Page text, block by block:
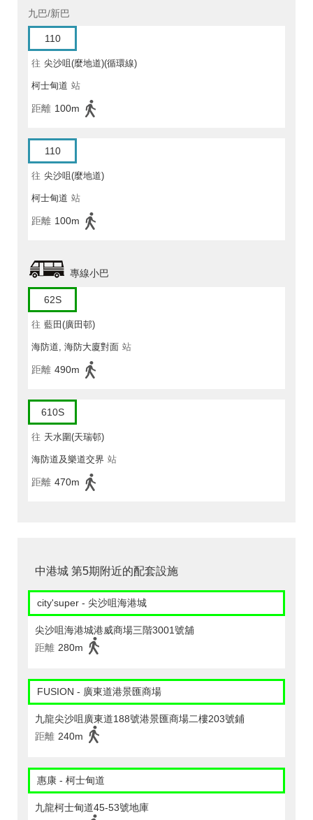
九巴/新巴
110
往 尖沙咀(麼地道)(循環線)
柯士甸道 站
距離 100m
110
往 尖沙咀(麼地道)
柯士甸道 站
距離 100m
專線小巴
62S
往 藍田(廣田邨)
海防道, 海防大廈對面 站
距離 490m
610S
往 天水圍(天瑞邨)
海防道及樂道交界 站
距離 470m
中港城 第5期附近的配套設施
city'super - 尖沙咀海港城
尖沙咀海港城港威商場三階3001號舖
距離 280m
FUSION - 廣東道港景匯商場
九龍尖沙咀廣東道188號港景匯商場二樓203號鋪
距離 240m
惠康 - 柯士甸道
九龍柯士甸道45-53號地庫